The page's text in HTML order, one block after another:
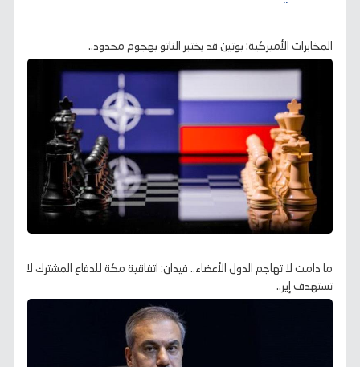
المخابرات الأميركية: بوتين قد يختبر الناتو بهجوم محدود..
ما دامت لا تهاجم الدول الأعضاء.. فيدان: اتفاقية مكة للدفاع المشترك لا
تستهدف إير..